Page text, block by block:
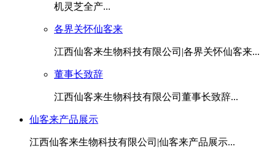
机灵芝全产...
各界关怀仙客来
江西仙客来生物科技有限公司|各界关怀仙客来...
董事长致辞
江西仙客来生物科技有限公司董事长致辞...
仙客来产品展示
江西仙客来生物科技有限公司|仙客来产品展示...